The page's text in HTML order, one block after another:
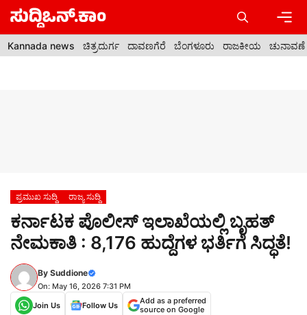
Skip
content
Kannada news ಚಿತ್ರದುರ್ಗ ದಾವಣಗೆರೆ ಬೆಂಗಳೂರು ರಾಜಕೀಯ ಚುನಾವಣೆ
ಪ್ರಮುಖ ಸುದ್ದಿ ರಾಜ್ಯ ಸುದ್ದಿ
ಕರ್ನಾಟಕ ಪೊಲೀಸ್ ಇಲಾಖೆಯಲ್ಲಿ ಬೃಹತ್
ನೇಮಕಾತಿ : 8,176 ಹುದ್ದೆಗಳ ಭರ್ತಿಗೆ ಸಿದ್ಧತೆ!
By Suddione
On: May 16, 2026 7:31 PM
Join Us
Follow Us
Add as a preferred
source on Google